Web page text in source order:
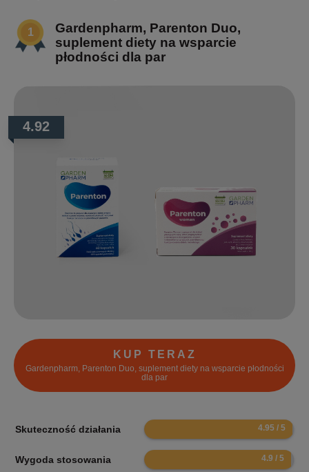
Gardenpharm, Parenton Duo,
suplement diety na wsparcie
płodności dla par
4.92
KUP TERAZ
Gardenpharm, Parenton Duo, suplement diety na wsparcie płodności
dla par
Skuteczność działania 9.9
Wygoda stosowania 9.8